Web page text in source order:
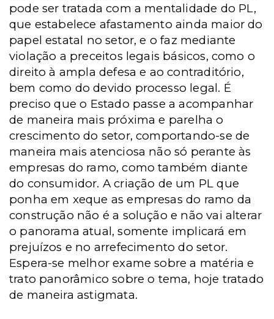
pode ser tratada com a mentalidade do PL,
que estabelece afastamento ainda maior do
papel estatal no setor, e o faz mediante
violação a preceitos legais básicos, como o
direito à ampla defesa e ao contraditório,
bem como do devido processo legal. É
preciso que o Estado passe a acompanhar
de maneira mais próxima e parelha o
crescimento do setor, comportando-se de
maneira mais atenciosa não só perante às
empresas do ramo, como também diante
do consumidor. A criação de um PL que
ponha em xeque as empresas do ramo da
construção não é a solução e não vai alterar
o panorama atual, somente implicará em
prejuízos e no arrefecimento do setor.
Espera-se melhor exame sobre a matéria e
trato panorâmico sobre o tema, hoje tratado
de maneira astigmata.